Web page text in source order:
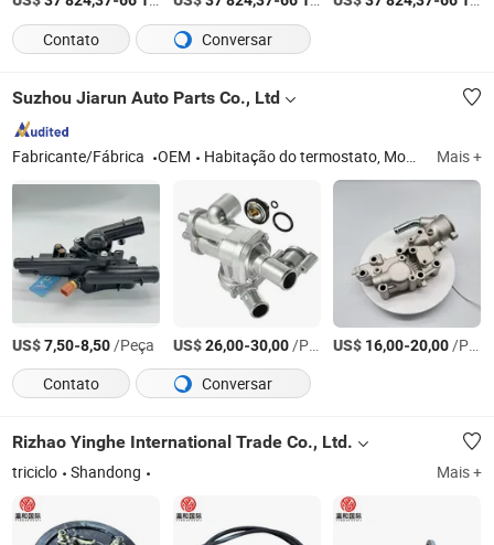
Contato Conversar
Suzhou Jiarun Auto Parts Co., Ltd
Fabricante/Fábrica OEM Habitação do termostato, Montagem do termostato, Termostato, Água de entrada, Água de saída, Flange de água Mais +
US$7,50-8,50/Peça US$26,00-30,00/Peça US$ 16,00-20,00/Peça
Contato
Conversar
Rizhao Yinghe International Trade Co., Ltd.
triciclo Shandong Mais +